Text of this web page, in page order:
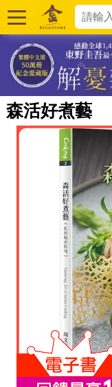
森活好煮藝